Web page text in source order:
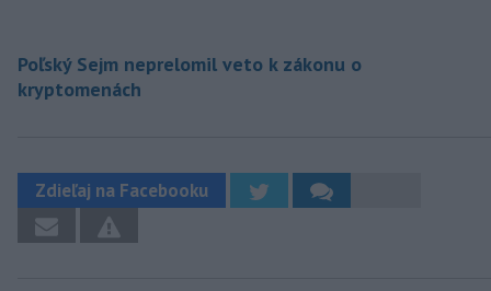
Poľský Sejm neprelomil veto k zákonu o
kryptomenách
Zdieľaj na Facebooku